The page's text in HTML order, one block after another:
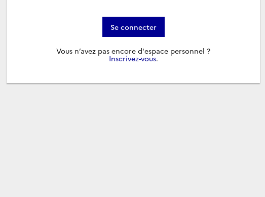
Se connecter
Vous n’avez pas encore d'espace personnel ?
Inscrivez-vous.